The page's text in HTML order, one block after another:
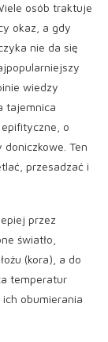
osób traktuje
okaz, a gdy
nie da się
wiedzy
tajemnica
o
Ten
przesadzać i
przez
światło,
(kora), a do
temperatur
obumierania